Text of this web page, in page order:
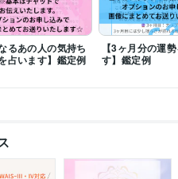
発達心理学、臨床心理学
るあの人の気持ち
占います】鑑定例
【3ヶ月分の運
す】鑑定例